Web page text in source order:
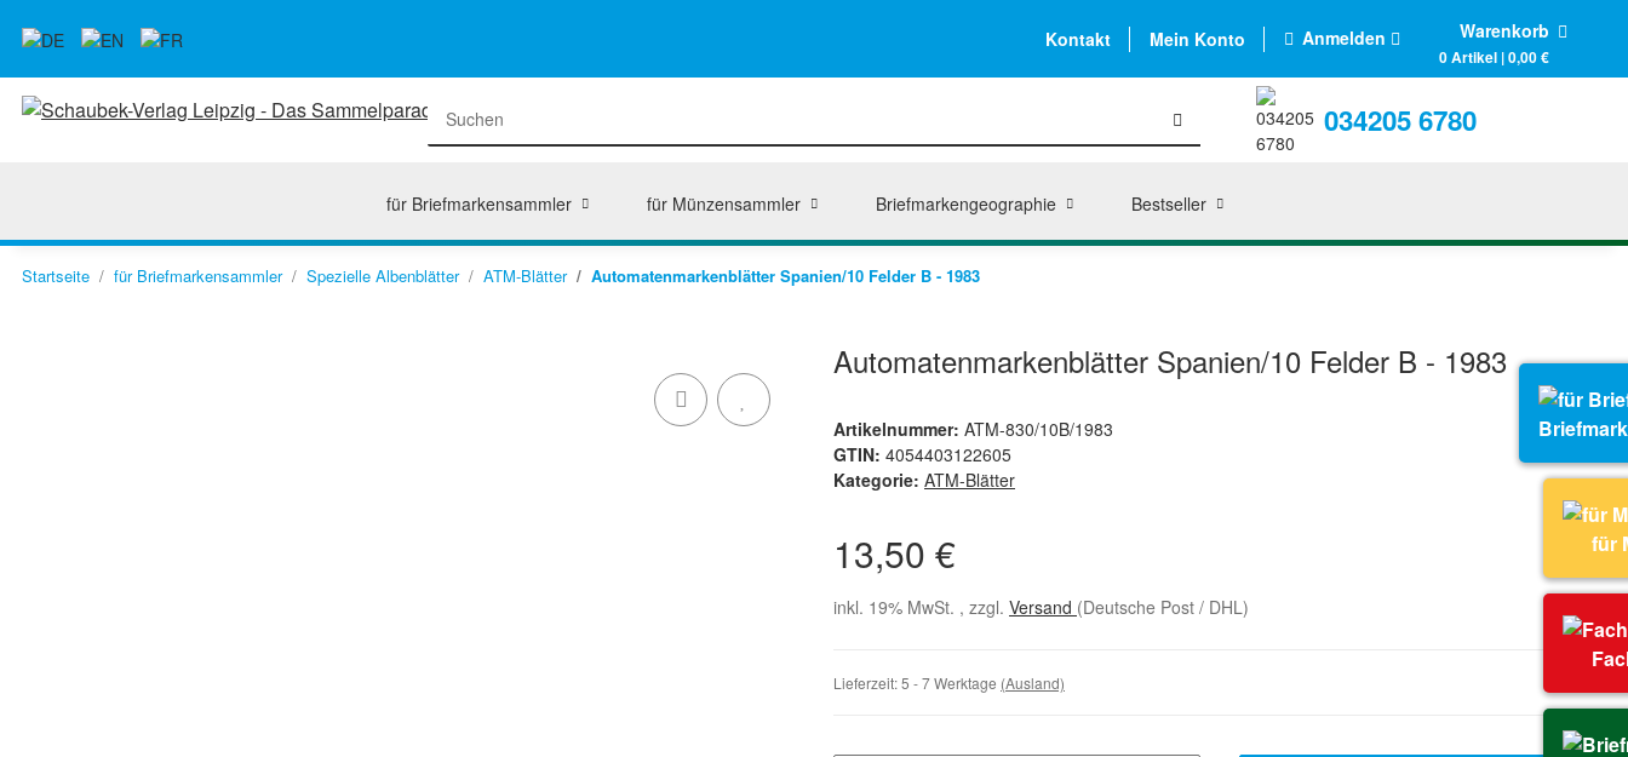
Kontakt Mein Konto Anmelden Warenkorb
0 Artikel | 0,00 €
034205 6780
für Briefmarkensammler für Münzensammler Briefmarkengeographie Bestseller
Startseite für Briefmarkensammler Spezielle Albenblätter ATM-Blätter Automatenmarkenblätter Spanien/10 Felder B - 1983
Automatenmarkenblätter Spanien/10 Felder B - 1983
Artikelnummer: ATM-830/10B/1983
GTIN: 4054403122605
Kategorie: ATM-Blätter
13,50 €
inkl. 19% MwSt. , zzgl. Versand (Deutsche Post / DHL)
Lieferzeit:5 - 7 Werktage (Ausland)
für